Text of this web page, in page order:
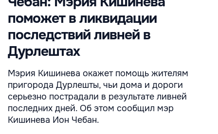
поможет в ликвидации
последствий ливней в
Дурлештах
Мэрия Кишинева окажет помощь жителям
пригорода Дурлешты, чьи дома и дороги
серьезно пострадали в результате ливней
последних дней. Об этом сообщил мэр
Кишинева Ион Чебан.